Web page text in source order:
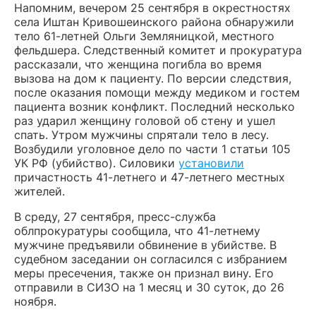
Напомним, вечером 25 сентября в окрестностях
села Иштан Кривошеинского района обнаружили
тело 61-летней Ольги Земляницкой, местного
фельдшера. Следственный комитет и прокуратура
рассказали, что женщина погибла во время
вызова на дом к пациенту. По версии следствия,
после оказания помощи между медиком и гостем
пациента возник конфликт. Последний несколько
раз ударил женщину головой об стену и ушел
спать. Утром мужчины спрятали тело в лесу.
Возбудили уголовное дело по части 1 статьи 105
УК РФ (убийство). Силовики установили
причастность 41-летнего и 47-летнего местных
жителей.
В среду, 27 сентября, пресс-служба
облпрокуратуры сообщила, что 41-летнему
мужчине предъявили обвинение в убийстве. В
судебном заседании он согласился с избранием
меры пресечения, также он признал вину. Его
отправили в СИЗО на 1 месяц и 30 суток, до 26
ноября.